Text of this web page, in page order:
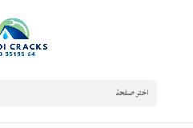
اختر صفحة